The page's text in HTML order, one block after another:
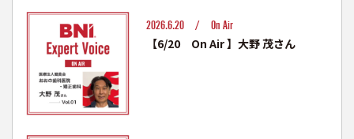
2026.6.20 /On Air
【6/20 On Air 】大野 茂さん